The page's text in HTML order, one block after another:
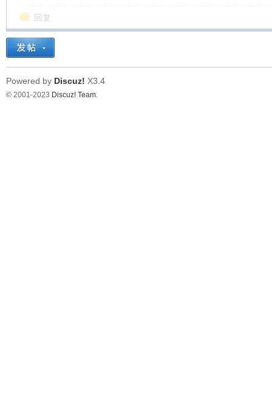
回复
Powered by Discuz! X3.4
© 2001-2023 Discuz! Team.